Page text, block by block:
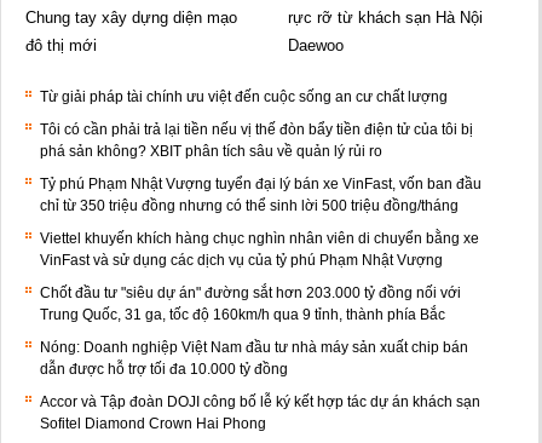
Chung tay xây dựng diện mạo
đô thị mới
rực rỡ từ khách sạn Hà Nội
Daewoo
Từ giải pháp tài chính ưu việt đến cuộc sống an cư chất lượng
Tôi có cần phải trả lại tiền nếu vị thế đòn bẩy tiền điện tử của tôi bị
phá sản không? XBIT phân tích sâu về quản lý rủi ro
Tỷ phú Phạm Nhật Vượng tuyển đại lý bán xe VinFast, vốn ban đầu
chỉ từ 350 triệu đồng nhưng có thể sinh lời 500 triệu đồng/tháng
Viettel khuyến khích hàng chục nghìn nhân viên di chuyển bằng xe
VinFast và sử dụng các dịch vụ của tỷ phú Phạm Nhật Vượng
Chốt đầu tư "siêu dự án" đường sắt hơn 203.000 tỷ đồng nối với
Trung Quốc, 31 ga, tốc độ 160km/h qua 9 tỉnh, thành phía Bắc
Nóng: Doanh nghiệp Việt Nam đầu tư nhà máy sản xuất chip bán
dẫn được hỗ trợ tối đa 10.000 tỷ đồng
Accor và Tập đoàn DOJI công bố lễ ký kết hợp tác dự án khách sạn
Sofitel Diamond Crown Hai Phong